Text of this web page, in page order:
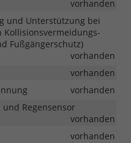
vorhanden
und Unterstützung bei
Fußgängerschutz)
vorhanden
vorhanden
vorhanden
und Regensensor
vorhanden
vorhanden